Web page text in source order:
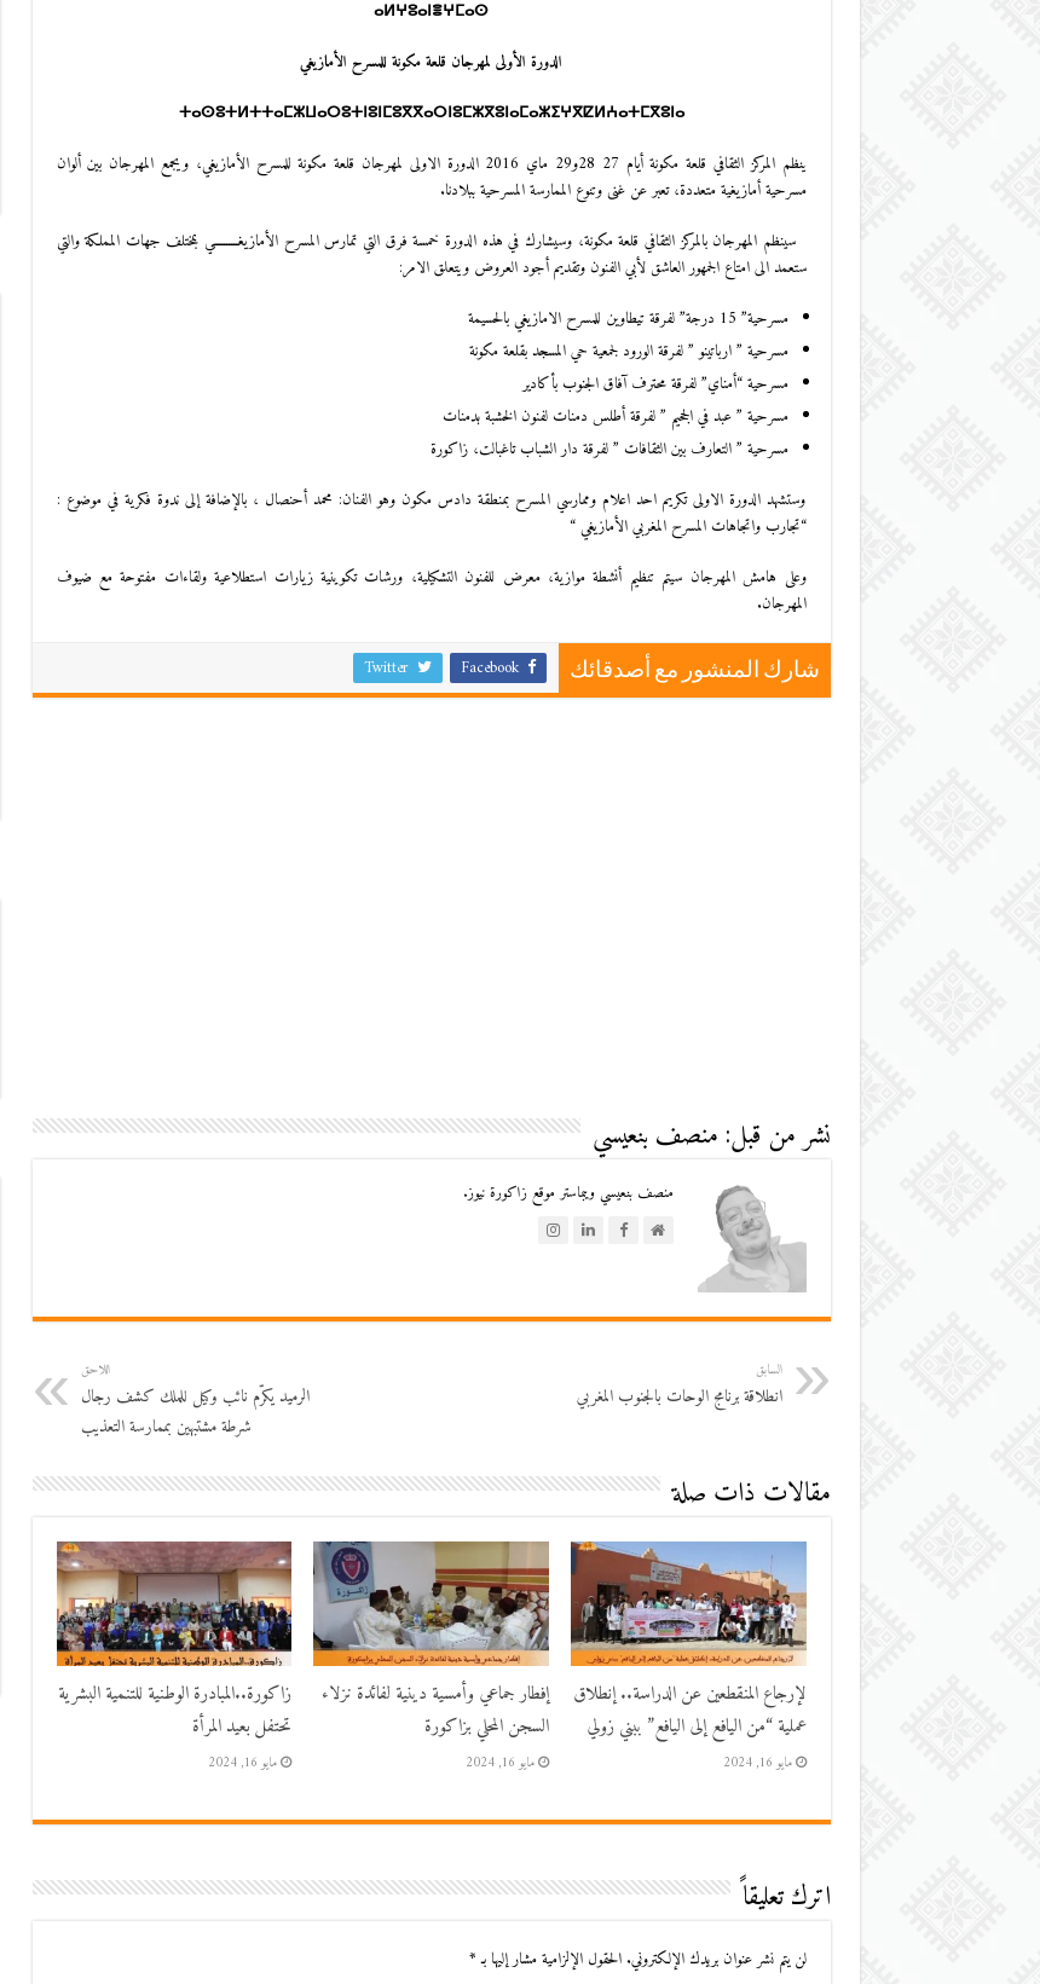
ⴰⵍⵖⵓⴰⵏⴻⵖⵎⴰⵙ
الدورة الأولى لمهرجان قلعة مكونة للمسرح الأمازيغي
ⵜⴰⵙⵓⵜⵍⵜⵜⴰⵎⵣⵡⴰⵔⵓⵜⵏⵓⵏⵎⵓⴳⴳⴰⵔⵏⵓⵎⵣⴳⵓⵏⴰⵎⴰⵣⵉⵖⴳⵇⵍⵄⴰⵜⵎⴳⵓⵏⴰ
ينظم المركز الثقافي قلعة مكونة أيام 27 28و29 ماي 2016 الدورة الاولى لمهرجان قلعة مكونة للمسرح الأمازيغي، ويجمع المهرجان بين ألوان
مسرحية أمازيغية متعددة، تعبر عن غنى وتنوع الممارسة المسرحية ببلادنا.
سينظم المهرجان بالمركز الثقافي قلعة مكونة، وسيشارك في هذه الدورة خمسة فرق التي تمارس المسرح الأمازيغــــــــــي بمختلف جهات المملكة والتي
ستعمد الى امتاع الجمهور العاشق لأبي الفنون وتقديم أجود العروض ويتعلق الامر:
مسرحية” 15 درجة” لفرقة تيطاوين للمسرح الامازيغي بالحسيمة
مسرحية ” ارباتينو ” لفرقة الورود لجمعية حي المسجد بقلعة مكونة
مسرحية “أمناي” لفرقة محترف آفاق الجنوب بأكادير
مسرحية ” عبد في الجحيم ” لفرقة أطلس دمنات لفنون الخشبة بدمنات
مسرحية ” التعارف بين الثقافات ” لفرقة دار الشباب تاغبالت، زاكورة
وستشهد الدورة الاولى تكريم احد اعلام وممارسي المسرح بمنطقة دادس مكون وهو الفنان: محمد أحنصال ، بالإضافة إلى ندوة فكرية في موضوع :
“تجارب واتجاهات المسرح المغربي الأمازيغي “
وعلى هامش المهرجان سيتم تنظيم أنشطة موازية، معرض للفنون التشكيلية، ورشات تكوينية زيارات استطلاعية ولقاءات مفتوحة مع ضيوف
المهرجان.
شارك المنشور مع أصدقائك Facebook
Twitter
نشر من قبل: منصف بنعيسي
منصف بنعيسي ويبماستر موقع زاكورة نيوز.
السابق
انطلاقة برنامج الوحات بالجنوب المغربي
اللاحق
الرميد يكرّم نائب وكيل للملك كشف رجال
شرطة مشتبهين بممارسة التعذيب
مقالات ذات صلة
لإرجاع المنقطعين عن الدراسة.. إنطلاق
عملية “من اليافع إلى اليافع” ببني زولي
مايو 16, 2024
إفطار جماعي وأمسية دينية لفائدة نزلاء
السجن المحلي بزاكورة
مايو 16, 2024
زاكورة..المبادرة الوطنية للتنمية البشرية
تحتفل بعيد المرأة
مايو 16, 2024
اترك تعليقاً
لن يتم نشر عنوان بريدك الإلكتروني. الحقول الإلزامية مشار إليها بـ*